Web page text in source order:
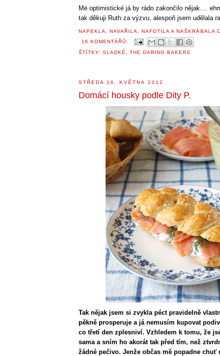
Mé optimistické já by rádo zakončilo nějak....
tak děkuji Ruth za výzvu, alespoň jsem udělala
NAPEKLA, NAVAŘILA, NAFOTILA A NAŠKRÁBALA
16 KOMENTÁŘŮ:
ŠTÍTKY:SLADKÉ ,THE DARING BAKERS
STŘEDA 16. KVĚTNA 2012
Domácí housky podle Dity P.
Tak nějak jsem si zvykla péct pravidelně
pěkně prosperuje a já nemusím kupovat
co třetí den zplesniví. Vzhledem k tomu, že
sama a sním ho akorát tak před tím, než
žádné pečivo. Jenže občas mě popadne chuť